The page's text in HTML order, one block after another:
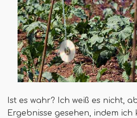
Ist es wahr? Ich weiß es nicht,
Ergebnisse gesehen, indem ich